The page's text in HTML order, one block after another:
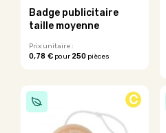
sur
la
du
produit
Badge publicitaire
taille moyenne
Prix unitaire :
0,78 € pour250 pièces
a
plusieurs
variations.
C